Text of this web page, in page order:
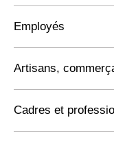
Employés
Artisans,
Cadres et